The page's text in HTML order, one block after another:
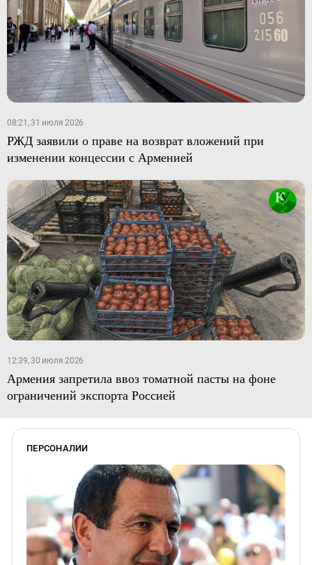
08:21, 31 июля 2026
РЖД заявили о праве на возврат вложений при
изменении концессии с Арменией
12:39, 30 июля 2026
Армения запретила ввоз томатной пасты на фоне
ограничений экспорта Россией
ПЕРСОНАЛИИ